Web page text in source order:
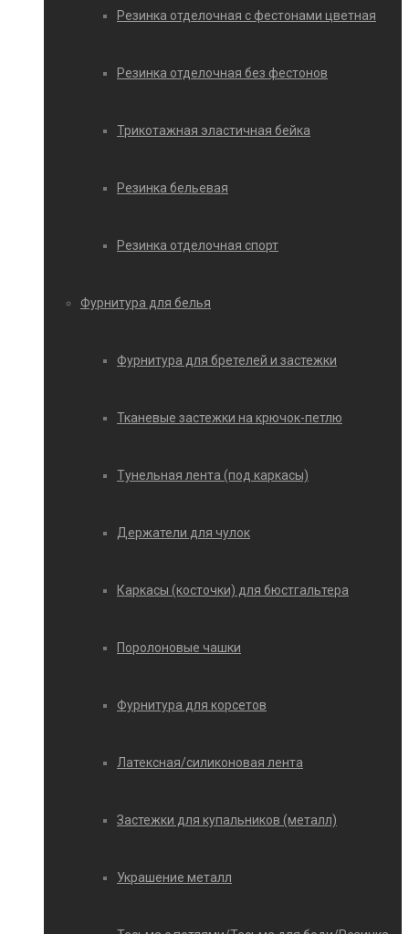
Резинка отделочная с фестонами цветная
Резинка отделочная без фестонов
Трикотажная эластичная бейка
Резинка бельевая
Резинка отделочная спорт
Фурнитура для белья
Фурнитура для бретелей и застежки
Тканевые застежки на крючок-петлю
Тунельная лента (под каркасы)
Держатели для чулок
Каркасы (косточки) для бюстгальтера
Поролоновые чашки
Фурнитура для корсетов
Латексная/силиконовая лента
Застежки для купальников (металл)
Украшение металл